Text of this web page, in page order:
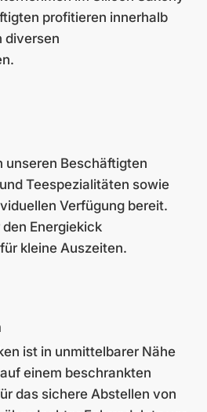
profitieren innerhalb
diversen
unseren Beschäftigten
Teespezialitäten sowie
Verfügung bereit.
Energiekick
kleine Auszeiten.
ist in unmittelbarer Nähe
einem be­schrankten
das sichere Ab­stellen von